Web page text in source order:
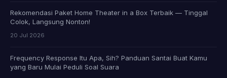
Rekomendasi Paket Home Theater in a Box Terbaik — Tinggal
Colok, Langsung Nonton!
20 Jul 2026
Frequency Response Itu Apa, Sih? Panduan Santai Buat Kamu
yang Baru Mulai Peduli Soal Suara